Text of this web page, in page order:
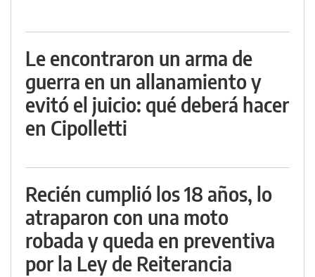
Le encontraron un arma de
guerra en un allanamiento y
evitó el juicio: qué deberá hacer
en Cipolletti
Recién cumplió los 18 años, lo
atraparon con una moto
robada y queda en preventiva
por la Ley de Reiterancia